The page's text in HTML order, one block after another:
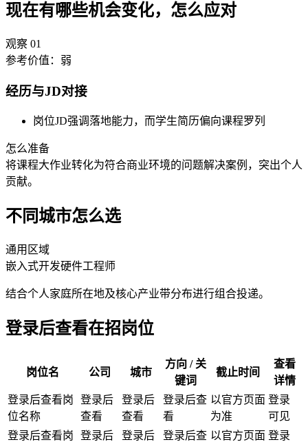
现在有哪些机会变化，怎么应对
观察 01
参考价值： 弱
经历与JD对接
岗位JD强调落地能力，而学生简历偏向课程罗列
怎么准备
将课程大作业转化为符合商业环境的问题解决案例，突出个人
贡献。
不同城市怎么选
通用区域
嵌入式开发硬件工程师
结合个人家庭所在地及核心产业带分布进行组合投递。
登录后查看在招岗位
岗位名 公司 城市
方向 / 关
键词
截止时间
查看
详情
登录后查看岗
位名称
登录后
查看
登录后
查看
登录后查
看
以官方页面
为准
登录
可见
登录后查看岗
登录后
登录后
登录后查 以官方页面 登录